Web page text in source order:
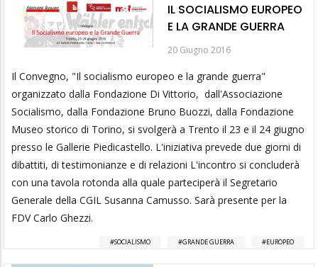
IL SOCIALISMO EUROPEO
E LA GRANDE GUERRA
20 Giugno 2016
Il Convegno, "Il socialismo europeo e la grande guerra"
organizzato dalla Fondazione Di Vittorio, dall'Associazione
Socialismo, dalla Fondazione Bruno Buozzi, dalla Fondazione
Museo storico di Torino, si svolgerà a Trento il 23 e il 24 giugno
presso le Gallerie Piedicastello. L'iniziativa prevede due giorni di
dibattiti, di testimonianze e di relazioni L'incontro si concluderà
con una tavola rotonda alla quale parteciperà il Segretario
Generale della CGIL Susanna Camusso. Sarà presente per la
FDV Carlo Ghezzi.
SOCIALISMO GRANDE GUERRA EUROPEO